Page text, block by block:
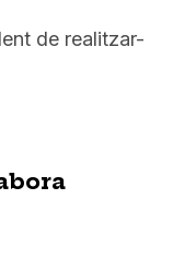
de realitzar-